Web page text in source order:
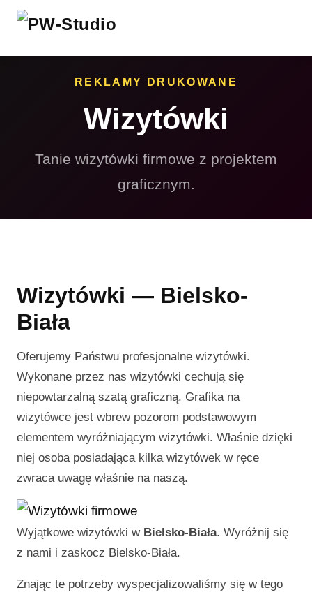
REKLAMY DRUKOWANE
Wizytówki
Tanie wizytówki firmowe z projektem
graficznym.
Wizytówki — Bielsko-
Biała
Oferujemy Państwu profesjonalne wizytówki.
Wykonane przez nas wizytówki cechują się
niepowtarzalną szatą graficzną. Grafika na
wizytówce jest wbrew pozorom podstawowym
elementem wyróżniającym wizytówki. Właśnie dzięki
niej osoba posiadająca kilka wizytówek w ręce
zwraca uwagę właśnie na naszą.
Wyjątkowe wizytówki w Bielsko-Biała. Wyróżnij się
z nami i zaskocz Bielsko-Biała.
Znając te potrzeby wyspecjalizowaliśmy się w tego